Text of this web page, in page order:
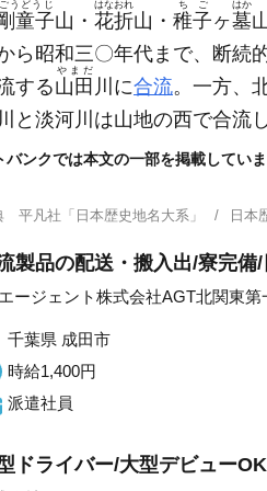
童子
うどうじ
山・ 花折
はなおれ
山・ 稚子
ちご
ヶ墓
はか
ら昭和三〇年代まで、断続
する山田
やまだ
川に合流。一方、
と淡河川は山地の西で合流
バンクでは本文の一部を掲載してい
平凡社「日本歴史地名大系」 日本
製品の配送・搬入出/寮完備
ージェント株式会社AGT北関東第
千葉県 成田市
時給1,400円
派遣社員
ドライバー/大型デビュー